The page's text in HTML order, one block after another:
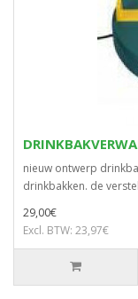
nieuw ontwerp
drinkbakken. de
29,00€
Excl. BTW: 23,97€